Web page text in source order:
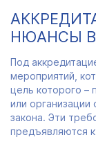
НЮАНСЫ
Под
мероприятий,
цель которого –
или
закона. Эти
предъявляются